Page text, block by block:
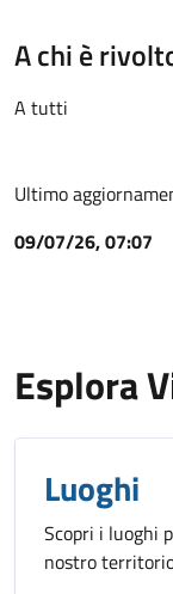
A chi è
A tutti
Ultimo
09/07/26, 07:07
Esplora
Luoghi
Scopri i luoghi
nostro